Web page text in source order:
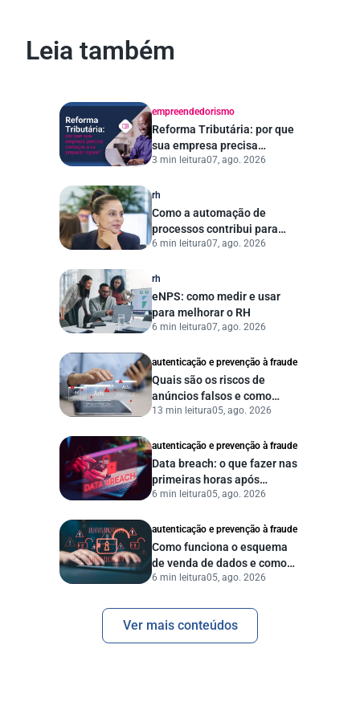
Leia também
empreendedorismo
Reforma Tributária: por que
sua empresa precisa
começar a se preparar
3 min leitura07, ago. 2026
rh
Como a automação de
processos contribui para
uma gestão pública mais
6 min leitura07, ago. 2026
rh
eNPS: como medir e usar
para melhorar o RH
6 min leitura07, ago. 2026
autenticação e prevenção à fraude
Quais são os riscos de
anúncios falsos e como
proteger seu negócio?
13 min leitura05, ago. 2026
autenticação e prevenção à fraude
Data breach: o que fazer nas
primeiras horas após
vazamento de dados?
6 min leitura05, ago. 2026
autenticação e prevenção à fraude
Como funciona o esquema
de venda de dados e como
proteger sua empresa?
6 min leitura05, ago. 2026
Ver mais conteúdos